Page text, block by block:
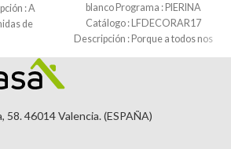
: A
de
blanco Programa : PIERINA
Catálogo : LFDECORAR17
Descripción : Porque a todos nos
gusta el
58. 46014 Valencia. (ESPAÑA)